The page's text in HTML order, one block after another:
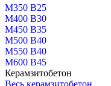
М350 В25
М400 В30
М450 В35
М500 В40
М550 В40
М600 В45
Керамзитобетон
Весь керамзитобетон